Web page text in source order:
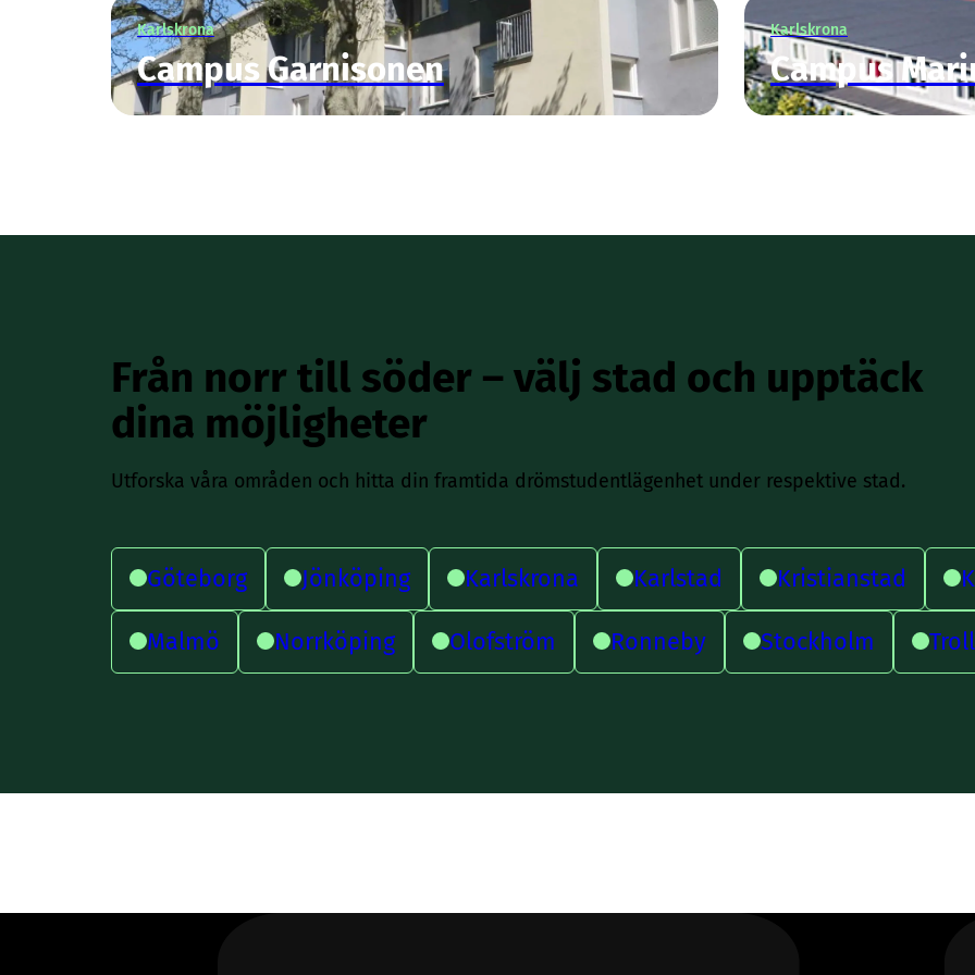
Karlskrona
Campus Garnisonen
Karlskrona
Campus
Från norr till söder – välj stad och upptäck
dina möjligheter
Utforska våra områden och hitta din framtida drömstudentlägenhet under respektive stad.
Göteborg Jönköping Karlskrona Karlstad Kristianstad
Malmö Norrköping Olofström Ronneby Stockholm